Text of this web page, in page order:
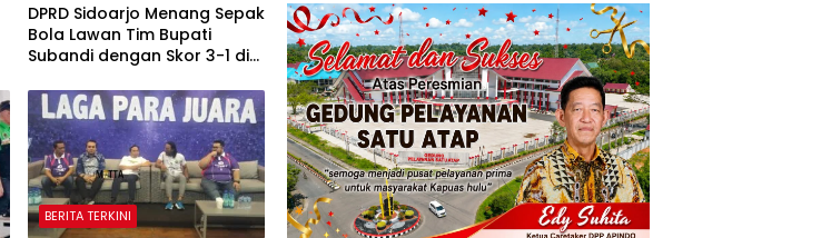
DPRD Sidoarjo Menang Sepak
Bola Lawan Tim Bupati
Subandi dengan Skor 3-1 di
BERITA TERKINI